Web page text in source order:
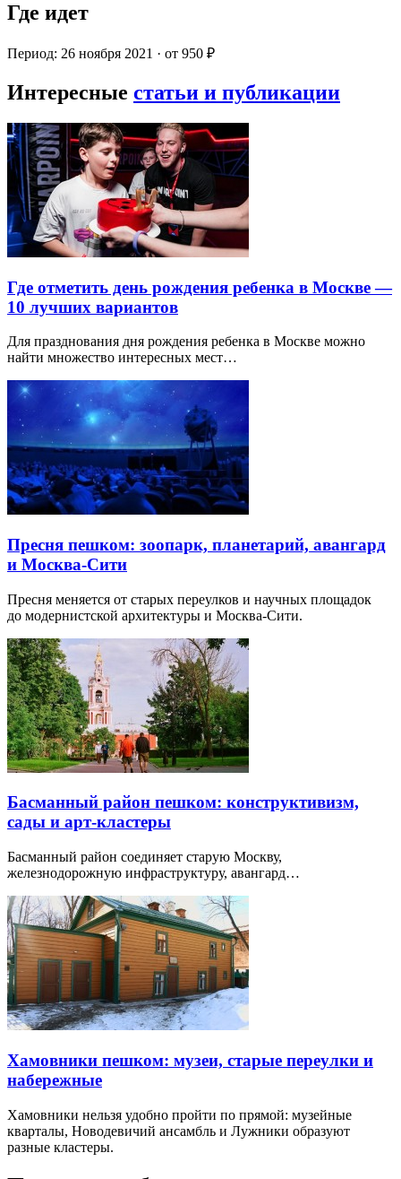
Где идет
Период: 26 ноября 2021 · от 950 ₽
Интересные статьи и публикации
Где отметить день рождения ребенка в Москве —
10 лучших вариантов
Для празднования дня рождения ребенка в Москве можно
найти множество интересных мест…
Пресня пешком: зоопарк, планетарий, авангард
и Москва-Сити
Пресня меняется от старых переулков и научных площадок
до модернистской архитектуры и Москва-Сити.
Басманный район пешком: конструктивизм,
сады и арт-кластеры
Басманный район соединяет старую Москву,
железнодорожную инфраструктуру, авангард…
Хамовники пешком: музеи, старые переулки и
набережные
Хамовники нельзя удобно пройти по прямой: музейные
кварталы, Новодевичий ансамбль и Лужники образуют
разные кластеры.